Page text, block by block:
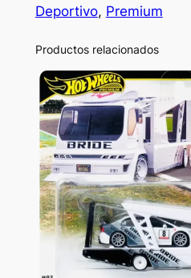
Deportivo, Premium
Productos relacionados